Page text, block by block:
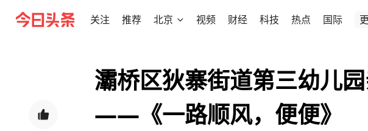
关注 推荐 北京 视频 财经 科技 热点 国际
灞桥区狄寨街道第三幼儿
——《一路顺风，便便》